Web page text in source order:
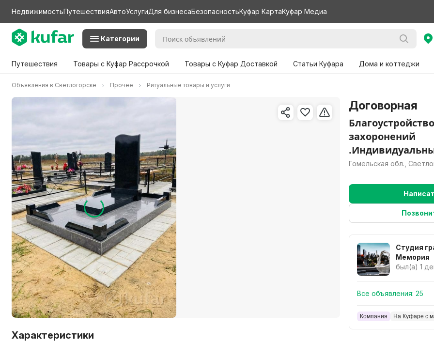
НедвижимостьПутешествияАвтоУслугиДля бизнесаБезопасностьКуфар КартаКуфар Медиа
Категории
Путешествия Товары с Куфар Рассрочкой Товары с Куфар Доставкой Статьи Куфара Дома и коттеджи
Объявления в Светлогорске Прочее Ритуальные товары и услуги
Характеристики
Договорная
Благоустройство
захоронений
Гомельская обл.,
Студия
Мемория
был(а) 1
Все объявления: 25
Компания На Куфаре с